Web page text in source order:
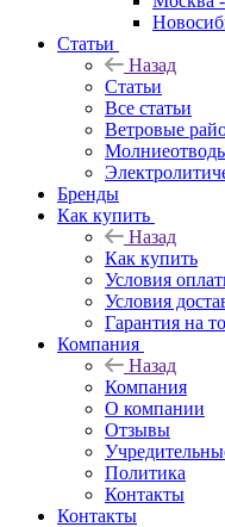
Статьи
Назад
Статьи
Все статьи
Ветровые
Бренды
Как купить
Назад
Как купить
Условия
Условия
Гарантия на
Компания
Назад
Компания
О компании
Отзывы
Политика
Контакты
Контакты